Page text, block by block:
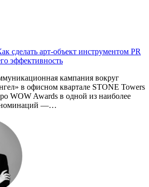
сделать арт-объект инструментом PR
эффективность
кампания вокруг
в офисном квартале STONE Towers
WOW Awards в одной из наиболее
номинаций —…